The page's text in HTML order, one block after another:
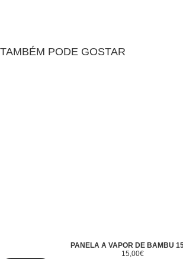
TAMBÉM PODE GOSTAR
PANELA A VAPOR DE BAMBU
15,00€